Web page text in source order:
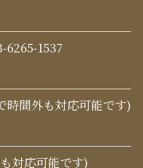
6265-1537
時間外も対応可能です)
対応可能です)